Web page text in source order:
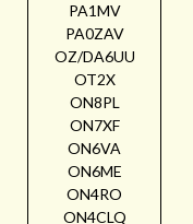
PA1MV
PA0ZAV
OZ/DA6UU
OT2X
ON8PL
ON7XF
ON6VA
ON6ME
ON4RO
ON4CLQ